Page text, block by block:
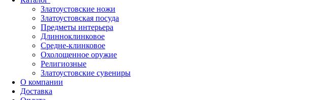
Златоустовские ножи
Златоустовская посуда
Предметы интерьера
Длинноклинковое
Средне-клинковое
Охолощенное оружие
Религиозные
Златоустовские сувениры
О компании
Доставка